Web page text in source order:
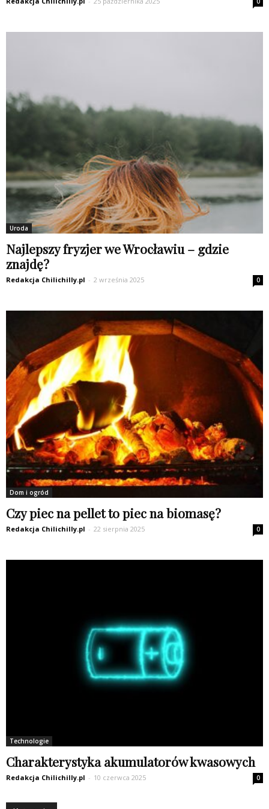
Uroda
Najlepszy fryzjer we Wrocławiu – gdzie
znajdę?
Redakcja Chilichilly.pl - 2 września 2025 0
Dom i ogród
Czy piec na pellet to piec na biomasę?
Redakcja Chilichilly.pl - 22 sierpnia 2025 0
Technologie
Charakterystyka akumulatorów kwasowych
Redakcja Chilichilly.pl - 10 czerwca 2025 0